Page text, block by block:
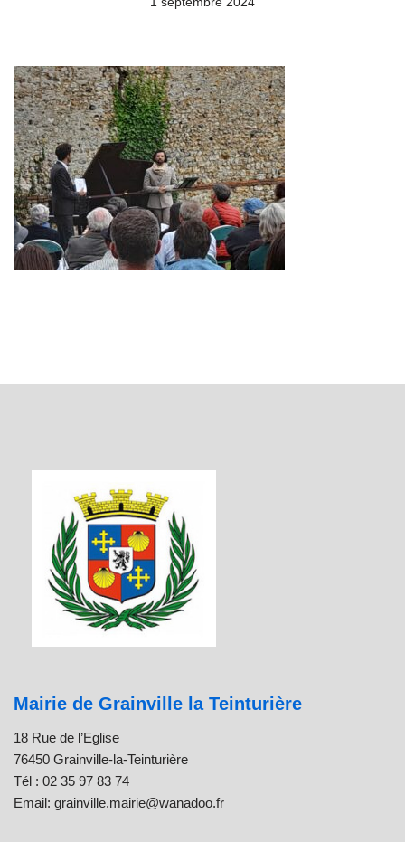
Mairie de Grainville la Teinturière
18 Rue de l’Eglise
76450 Grainville-la-Teinturière
Tél : 02 35 97 83 74
Email: grainville.mairie@wanadoo.fr